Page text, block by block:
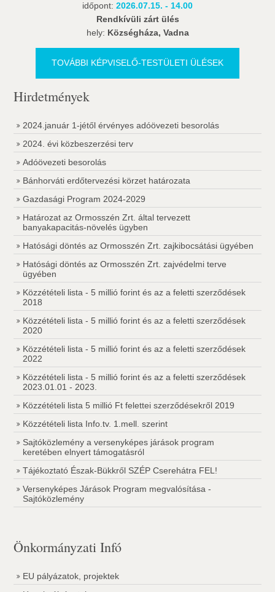
időpont: 2026.07.15. - 14.00
Rendkívüli zárt ülés
hely: Községháza, Vadna
TOVÁBBI KÉPVISELŐ-TESTÜLETI ÜLÉSEK
Hirdetmények
2024.január 1-jétől érvényes adóövezeti besorolás
2024. évi közbeszerzési terv
Adóövezeti besorolás
Bánhorváti erdőtervezési körzet határozata
Gazdasági Program 2024-2029
Határozat az Ormosszén Zrt. által tervezett
banyakapacitás-növelés ügyben
Hatósági döntés az Ormosszén Zrt. zajkibocsátási ügyében
Hatósági döntés az Ormosszén Zrt. zajvédelmi terve
ügyében
Közzétételi lista - 5 millió forint és az a feletti szerződések
2018
Közzétételi lista - 5 millió forint és az a feletti szerződések
2020
Közzétételi lista - 5 millió forint és az a feletti szerződések
2022
Közzétételi lista - 5 millió forint és az a feletti szerződések
2023.01.01 - 2023.
Közzétételi lista 5 millió Ft felettei szerződésekről 2019
Közzétételi lista Info.tv. 1.mell. szerint
Sajtóközlemény a versenyképes járások program
keretében elnyert támogatásról
Tájékoztató Észak-Bükkről SZÉP Cserehátra FEL!
Versenyképes Járások Program megvalósítása -
Sajtóközlemény
Önkormányzati Infó
EU pályázatok, projektek